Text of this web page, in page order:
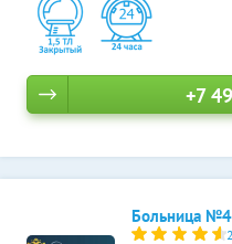
+7
Больница №4